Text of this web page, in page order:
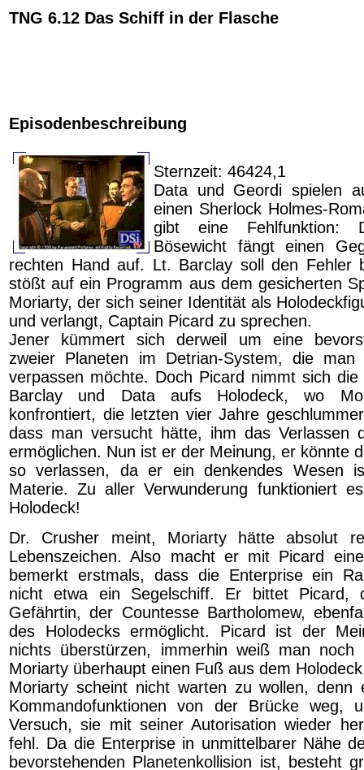
TNG 6.12 Das Schiff in der Flasche
Episodenbeschreibung
Sternzeit: 46424,1
Data und Geordi spielen
einen Sherlock Holmes-
gibt eine Fehlfunktion:
Bösewicht fängt einen
rechten Hand auf. Lt. Barclay soll den Fehler
stößt auf ein Programm aus dem gesicherten
Moriarty, der sich seiner Identität als
und verlangt, Captain Picard zu sprechen.
Jener kümmert sich derweil um eine
zweier Planeten im Detrian-System, die
verpassen möchte. Doch Picard nimmt sich
Barclay und Data aufs Holodeck, wo
konfrontiert, die letzten vier Jahre
dass man versucht hätte, ihm das Verlassen
ermöglichen. Nun ist er der Meinung, er könnte
so verlassen, da er ein denkendes Wesen
Materie. Zu aller Verwunderung funktioniert
Holodeck!
Dr. Crusher meint, Moriarty hätte absolut
Lebenszeichen. Also macht er mit Picard
bemerkt erstmals, dass die Enterprise ein
nicht etwa ein Segelschiff. Er bittet Picard,
Gefährtin, der Countesse Bartholomew,
des Holodecks ermöglicht. Picard ist der
nichts überstürzen, immerhin weiß man noch
Moriarty überhaupt einen Fuß aus dem
Moriarty scheint nicht warten zu wollen, denn
Kommandofunktionen von der Brücke weg,
Versuch, sie mit seiner Autorisation wieder
fehl. Da die Enterprise in unmittelbarer Nähe
bevorstehenden Planetenkollision ist, besteht